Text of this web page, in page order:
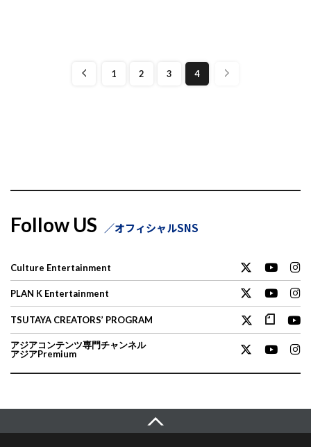
1 2 3 4
Follow US オフィシャルSNS
Culture Entertainment
PLAN K Entertainment
TSUTAYA CREATORS’ PROGRAM
アジアコンテンツ専門チャンネル
アジアPremium